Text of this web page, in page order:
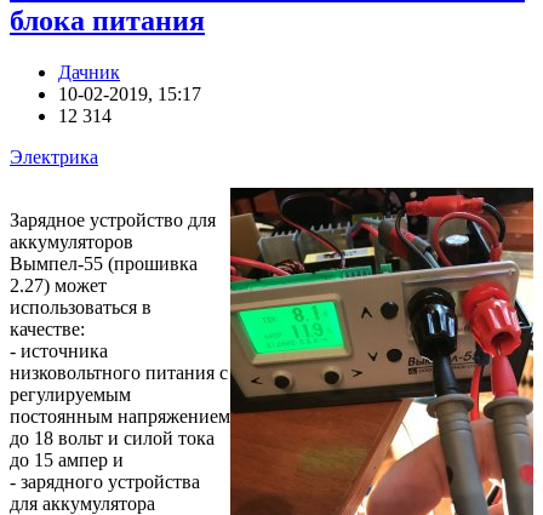
блока питания
Дачник
10-02-2019, 15:17
12 314
Электрика
Зарядное устройство для
аккумуляторов
Вымпел-55 (прошивка
2.27) может
использоваться в
качестве:
- источника
низковольтного питания с
регулируемым
постоянным напряжением
до 18 вольт и силой тока
до 15 ампер и
- зарядного устройства
для аккумулятора